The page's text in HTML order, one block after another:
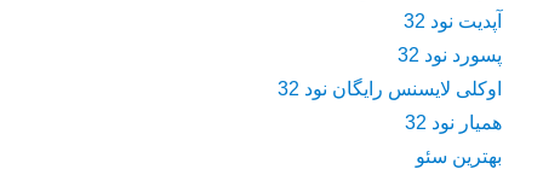
آپدیت نود 32
پسورد نود 32
اوکلی لایسنس رایگان نود 32
همیار نود 32
بهترین سئو